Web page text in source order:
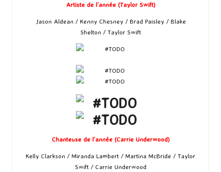
Artiste de l’année (Taylor Swift)
Jason Aldean / Kenny Chesney / Brad Paisley / Blake
Shelton / Taylor Swift
Chanteuse de l’année (Carrie Underwood)
Kelly Clarkson / Miranda Lambert / Martina McBride / Taylor
Swift / Carrie Underwood